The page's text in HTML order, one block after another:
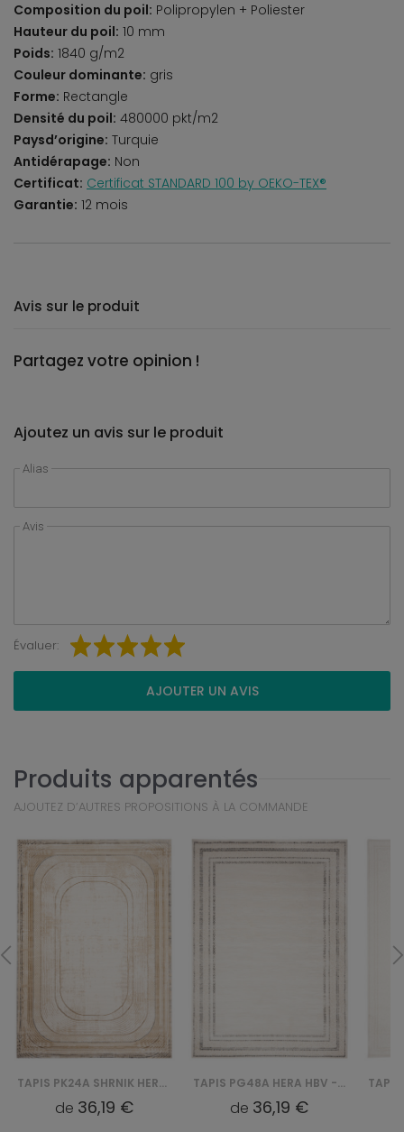
Composition du poil: Polipropylen + Poliester
Hauteur du poil: 10 mm
Poids: 1840 g/m2
Couleur dominante: gris
Forme: Rectangle
Densité du poil: 480000 pkt/m2
Paysd’origine: Turquie
Antidérapage: Non
Certificat: Certificat STANDARD 100 by OEKO-TEX®
Garantie: 12 mois
Avis sur le produit
Partagez votre opinion !
Ajoutez un avis sur le produit
Alias
Avis
Évaluer:
AJOUTER UN AVIS
Produits apparentés
AJOUTEZ D’AUTRES PROPOSITIONS À LA COMMANDE
TAPIS PK24A SHRNIK HERA HBV - KREMOWY
de 36,19 €
TAPIS PG48A HERA HBV - BIAŁY
de 36,19 €